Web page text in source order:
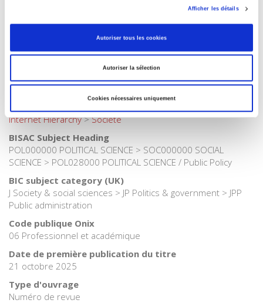
Afficher les détails
Autoriser tous les cookies
Autoriser la sélection
Cookies nécessaires uniquement
Internet Hierarchy>Etat - Administration
Internet Hierarchy>Politique
Internet Hierarchy>Science politique
Internet Hierarchy>Société
BISAC Subject Heading
POL000000 POLITICAL SCIENCE > SOC000000 SOCIAL
SCIENCE > POL028000 POLITICAL SCIENCE / Public Policy
BIC subject category (UK)
J Society & social sciences > JP Politics & government > JPP
Public administration
Code publique Onix
06 Professionnel et académique
Date de première publication du titre
21 octobre 2025
Type d'ouvrage
Numéro de revue